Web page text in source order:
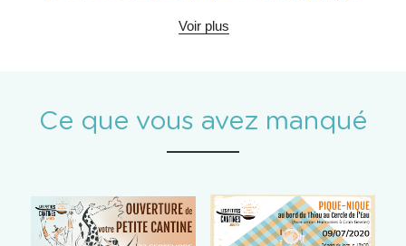
Voir plus
Ce que vous avez manqué